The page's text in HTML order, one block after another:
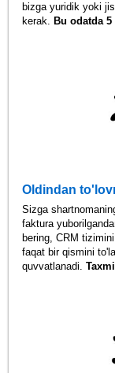
bizga yuridik yoki
kerak. Bu odatda
Oldindan
Sizga
faktura
bering, CRM
faqat bir qismini
quvvatlanadi.